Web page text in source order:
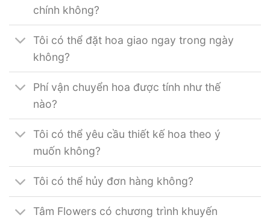
chính không?
Tôi có thể đặt hoa giao ngay trong ngày
không?
Phí vận chuyển hoa được tính như thế
nào?
Tôi có thể yêu cầu thiết kế hoa theo ý
muốn không?
Tôi có thể hủy đơn hàng không?
Tâm Flowers có chương trình khuyến